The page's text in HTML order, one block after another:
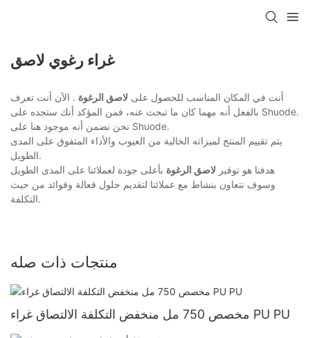
غراء رغوي لاصق
أنت في المكان المناسب للحصول على لاصق الرغوة . الآن أنت تعرف
بالفعل أنه مهما كان ما تبحث عنه، فمن المؤكد أنك ستجده على Shuode.
نحن نضمن أنه موجود هنا على Shuode.
يتم تقييم المنتج لميزاته الخالية من العيوب والأداء المتفوق على المدى
الطويل.
هدفنا هو توفير لاصق الرغوة بأعلى جودة لعملائنا على المدى الطويل
وسوف نتعاون بنشاط مع عملائنا لتقديم حلول فعالة وفوائد من حيث
التكلفة.
منتجات ذات صله
مخصص 750 مل منخفض التكلفة الالتصاق غراء PU PU